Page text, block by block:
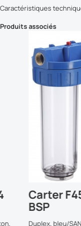
Caractéristiques
Produits associés
Carter F45
BSP
Duplex, bleu/SAN,